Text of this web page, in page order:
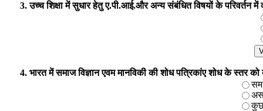
3. उच्च शिक्षा में सुधार हेतु ए.पी.आई.और अन्य संबंधित विषयों के परिवर्तन में
4. भारत में समाज विज्ञान एवम मानविकी की शोध पत्रिकांए शोध के स्तर को
कुछ